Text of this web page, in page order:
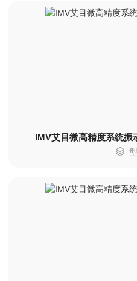
IMV艾目微高精度系统振